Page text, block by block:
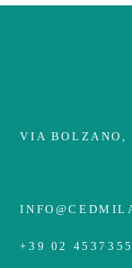
VIA
+39 02